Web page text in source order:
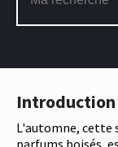
L'automne, cette
parfums boisés,